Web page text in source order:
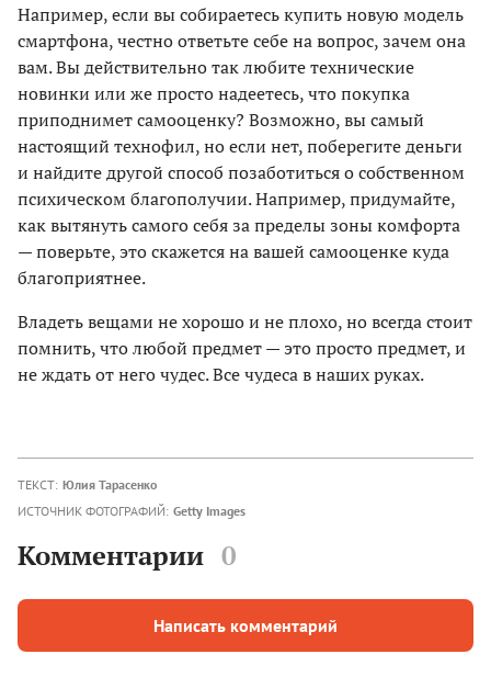
Например, если вы собираетесь купить новую модель
смартфона, честно ответьте себе на вопрос, зачем она
вам. Вы действительно так любите технические
новинки или же просто надеетесь, что покупка
приподнимет самооценку? Возможно, вы самый
настоящий технофил, но если нет, поберегите деньги
и найдите другой способ позаботиться о собственном
психическом благополучии. Например, придумайте,
как вытянуть самого себя за пределы зоны комфорта
— поверьте, это скажется на вашей самооценке куда
благоприятнее.
Владеть вещами не хорошо и не плохо, но всегда стоит
помнить, что любой предмет — это просто предмет, и
не ждать от него чудес. Все чудеса в наших руках.
ТЕКСТ: Юлия Тарасенко
ИСТОЧНИК ФОТОГРАФИЙ: Getty Images
Комментарии 0
Написать комментарий